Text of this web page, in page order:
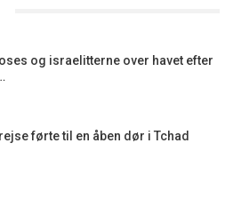
og israelitterne over havet efter
førte til en åben dør i Tchad